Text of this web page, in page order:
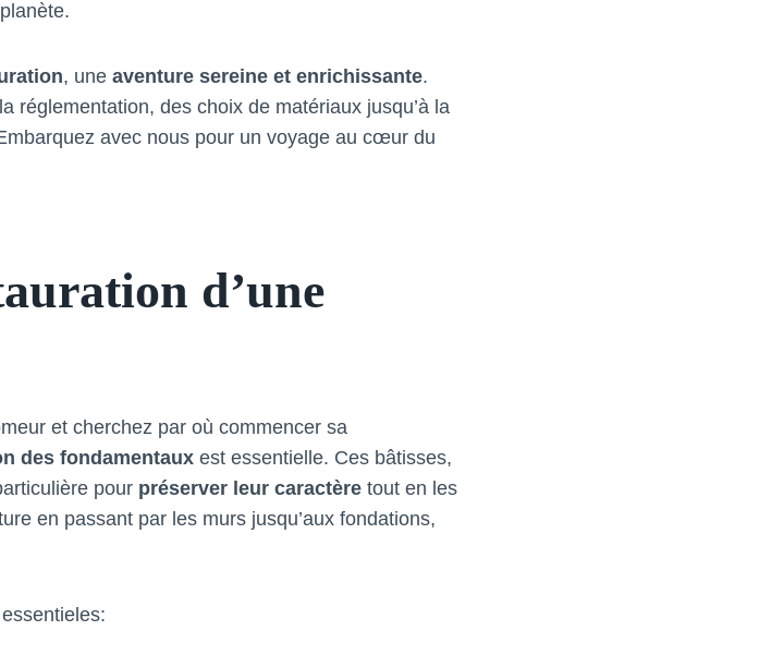
, une aventure sereine et enrichissante.
réglementation, des choix de matériaux jusqu’à la
avec nous pour un voyage au cœur du
d’une
et cherchez par où commencer sa
des fondamentaux est essentielle. Ces bâtisses,
pour préserver leur caractère tout en les
en passant par les murs jusqu’aux fondations,